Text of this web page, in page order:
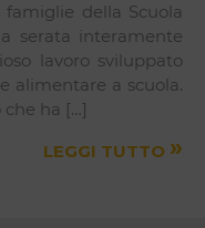
della Scuola
serata interamente
lavoro sviluppato
alimentare a scuola.
ha […]
LEGGI TUTTO »